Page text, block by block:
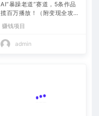
AI“暴躁老道”赛道，5条作品
揽百万播放！（附变现全攻
略）
赚钱项目
admin